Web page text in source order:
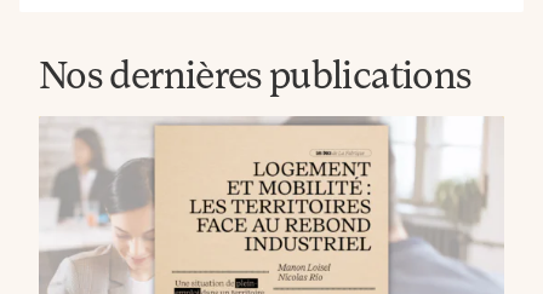
Nos dernières publications